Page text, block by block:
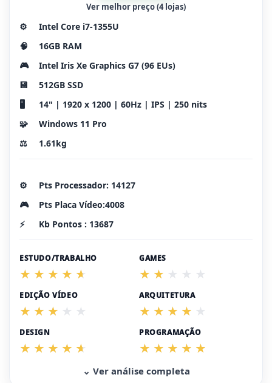
Ver melhor preço (4 lojas)
⚙️
Intel Core i7-1355U
🧠
16GB RAM
🎮
Intel Iris Xe Graphics G7 (96 EUs)
💾
512GB SSD
🖥️
14" | 1920 x 1200 | 60Hz | IPS | 250 nits
🧩
Windows 11 Pro
⚖️
1.61kg
⚙️
Pts Processador: 14127
🎮
Pts Placa Vídeo:4008
⚡
Kb Pontos : 13687
ESTUDO/TRABALHO GAMES
EDIÇÃO VÍDEO ARQUITETURA
DESIGN PROGRAMAÇÃO
⌄ Ver análise completa